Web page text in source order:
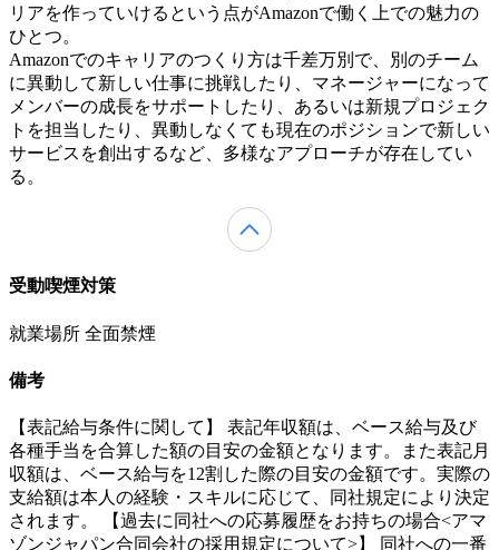
リアを作っていけるという点がAmazonで働く上での魅力の
ひとつ。
Amazonでのキャリアのつくり方は千差万別で、別のチーム
に異動して新しい仕事に挑戦したり、マネージャーになって
メンバーの成長をサポートしたり、あるいは新規プロジェク
トを担当したり、異動しなくても現在のポジションで新しい
サービスを創出するなど、多様なアプローチが存在してい
る。
受動喫煙対策
就業場所 全面禁煙
備考
【表記給与条件に関して】 表記年収額は、ベース給与及び
各種手当を合算した額の目安の金額となります。また表記月
収額は、ベース給与を12割した際の目安の金額です。実際の
支給額は本人の経験・スキルに応じて、同社規定により決定
されます。 【過去に同社への応募履歴をお持ちの場合<アマ
ゾンジャパン合同会社の採用規定について>】 同社への一番